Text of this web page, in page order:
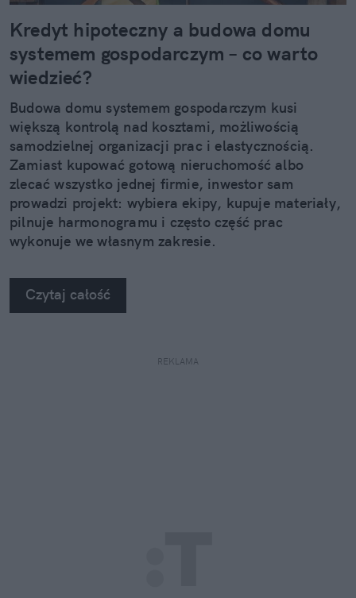
Kredyt hipoteczny a budowa domu
systemem gospodarczym – co warto
wiedzieć?
Budowa domu systemem gospodarczym kusi
większą kontrolą nad kosztami, możliwością
samodzielnej organizacji prac i elastycznością.
Zamiast kupować gotową nieruchomość albo
zlecać wszystko jednej firmie, inwestor sam
prowadzi projekt: wybiera ekipy, kupuje materiały,
pilnuje harmonogramu i często część prac
wykonuje we własnym zakresie.
Czytaj całość
REKLAMA